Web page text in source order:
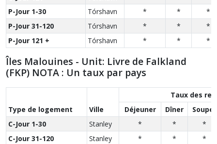
P-Jour 1-30
Tórshavn * *
*
P-Jour 31-120
Tórshavn * *
*
P-Jour 121 +
Tórshavn * * *
Îles Malouines - Unit: Livre de Falkland
(FKP) NOTA : Un taux par pays
Type de logement Ville
Taux des
Déjeuner
Dîner
Souper
C-Jour 1-30
Stanley * *
*
C-Jour 31-120
Stanley * *
*